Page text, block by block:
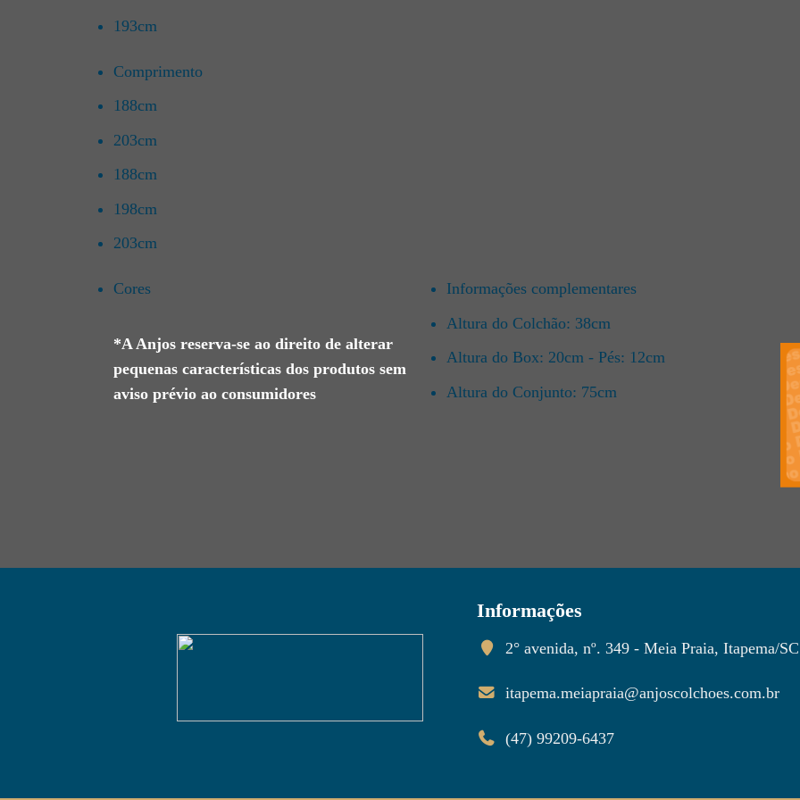
193cm
Comprimento
188cm
203cm
188cm
198cm
203cm
Cores
*A Anjos reserva-se ao direito de alterar
pequenas características dos produtos sem
aviso prévio ao consumidores
Informações complementares
Altura do Colchão: 38cm
Altura do Box: 20cm - Pés: 12cm
Altura do Conjunto: 75cm
Informações
2° avenida, nº. 349 - Meia Praia, Itapema/SC
itapema.meiapraia@anjoscolchoes.com.br
(47) 99209-6437